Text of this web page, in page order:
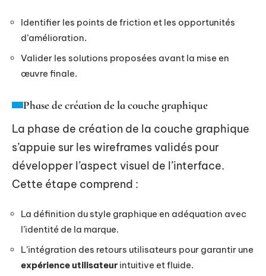
Identifier les points de friction et les opportunités
d’amélioration.
Valider les solutions proposées avant la mise en
œuvre finale.
Phase de création de la couche graphique
La phase de création de la couche graphique
s’appuie sur les wireframes validés pour
développer l’aspect visuel de l’interface.
Cette étape comprend :
La définition du style graphique en adéquation avec
l’identité de la marque.
L’intégration des retours utilisateurs pour garantir une
expérience utilisateur intuitive et fluide.